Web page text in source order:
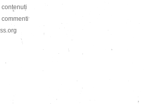
contenuti
commenti